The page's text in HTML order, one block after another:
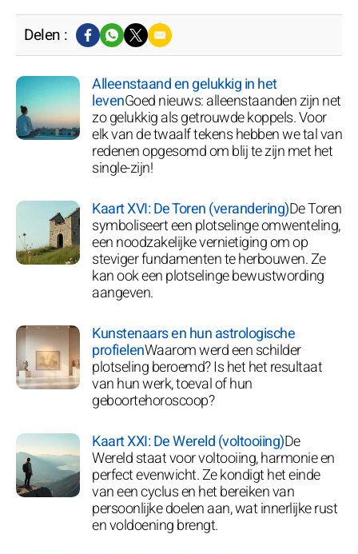
Delen :
Alleenstaand en gelukkig in het
levenGoed nieuws: alleenstaanden zijn net
zo gelukkig als getrouwde koppels. Voor
elk van de twaalf tekens hebben we tal van
redenen opgesomd om blij te zijn met het
single-zijn!
Kaart XVI: De Toren (verandering)De Toren
symboliseert een plotselinge omwenteling,
een noodzakelijke vernietiging om op
steviger fundamenten te herbouwen. Ze
kan ook een plotselinge bewustwording
aangeven.
Kunstenaars en hun astrologische
profielenWaarom werd een schilder
plotseling beroemd? Is het het resultaat
van hun werk, toeval of hun
geboortehoroscoop?
Kaart XXI: De Wereld (voltooiing)De
Wereld staat voor voltooiing, harmonie en
perfect evenwicht. Ze kondigt het einde
van een cyclus en het bereiken van
persoonlijke doelen aan, wat innerlijke rust
en voldoening brengt.